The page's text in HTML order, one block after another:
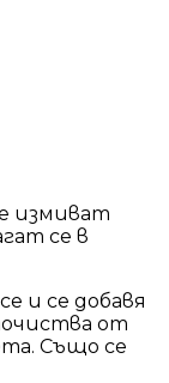
измиват
се в
и се добавя
от
Също се